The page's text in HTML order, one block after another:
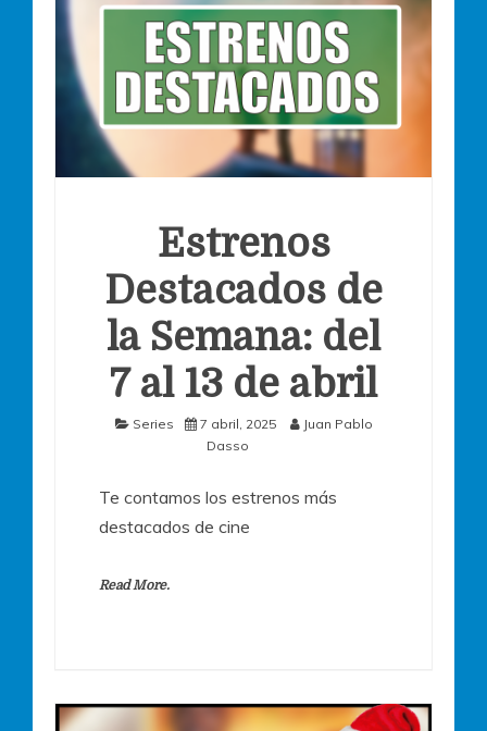
Estrenos
Destacados de
la Semana: del
7 al 13 de abril
Series 7 abril, 2025
Juan Pablo
Dasso
Te contamos los estrenos más
destacados de cine
Read More.